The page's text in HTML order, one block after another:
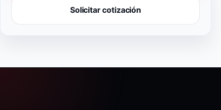
Solicitar cotización